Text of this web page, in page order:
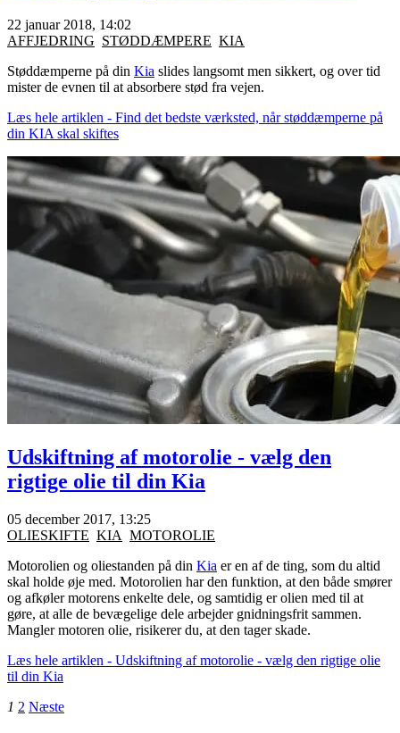
22 januar 2018, 14:02
AFFJEDRING STØDDÆMPERE KIA
Støddæmperne på din Kia slides langsomt men sikkert, og over tid
mister de evnen til at absorbere stød fra vejen.
Læs hele artiklen - Find det bedste værksted, når støddæmperne på
din KIA skal skiftes
Udskiftning af motorolie - vælg den
rigtige olie til din Kia
05 december 2017, 13:25
OLIESKIFTE KIA MOTOROLIE
Motorolien og oliestanden på din Kia er en af de ting, som du altid
skal holde øje med. Motorolien har den funktion, at den både smører
og afkøler motorens enkelte dele, og samtidig er olien med til at
gøre, at alle de bevægelige dele arbejder gnidningsfrit sammen.
Mangler motoren olie, risikerer du, at den tager skade.
Læs hele artiklen - Udskiftning af motorolie - vælg den rigtige olie
til din Kia
1 2 Næste